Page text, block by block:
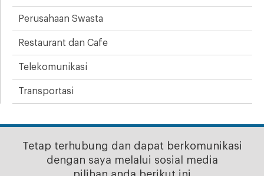
Perusahaan Swasta
Restaurant dan Cafe
Telekomunikasi
Transportasi
Tetap terhubung dan dapat berkomunikasi
dengan saya melalui sosial media